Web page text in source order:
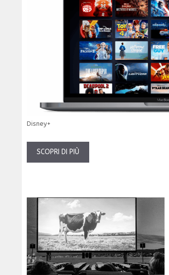
Disney+
SCOPRI DI PIÙ